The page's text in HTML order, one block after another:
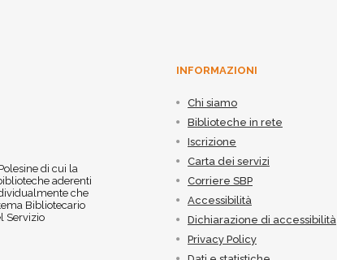
di cui la
aderenti
che
Bibliotecario
Servizio
INFORMAZIONI
Chi siamo
Biblioteche in rete
Iscrizione
Carta dei servizi
Corriere SBP
Accessibilità
Dichiarazione di accessibilità
Privacy Policy